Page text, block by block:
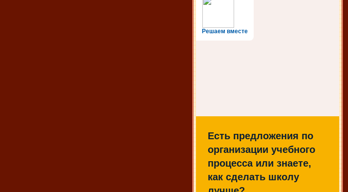
Решаем вместе
Есть предложения по
организации учебного
процесса или знаете,
как сделать школу